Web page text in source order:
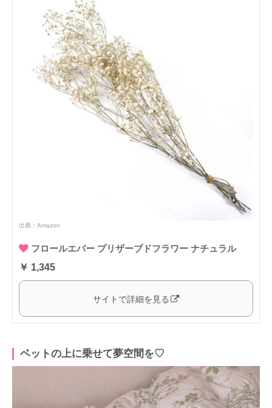
出典： Amazon
フロールエバー プリザーブドフラワー ナチュラル
￥ 1,345
サイトで詳細を見る
ベットの上に乗せて夢空間を♡